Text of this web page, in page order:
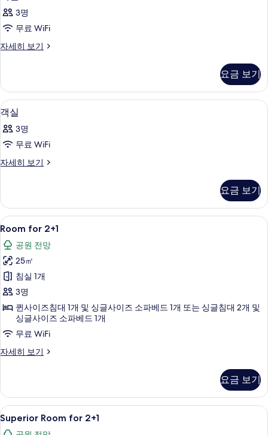
실
사
모
보
기
3명
무료 WiFi
자세히 보기
객
히
보
기
요금 보기
객
실
사
모
보
기
객실 내 금고, 책상, 유아용 침대, 무료
8
객실
3명
무료 WiFi
자세히 보기
객
히
보
기
요금 보기
Room
for
2+1
사
진
모
두
기
Room for 2+1 | 객실 내 금고, 책상, 유
4
Room for 2+1
공원 전망
25㎡
침실 1개
3명
퀸사이즈침대 1개 및 싱글사이즈 소파베드 1개 또는 싱글침대 2개 및
싱글사이즈 소파베드 1개
무료 WiFi
자세히 보기
Room
세
히
보
기
요금 보기
Superior
Room
객실 내 금고, 책상, 유아용 침대, 무료
3
Superior Room for 2+1